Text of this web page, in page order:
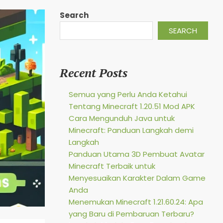
Search
SEARCH
Recent Posts
Semua yang Perlu Anda Ketahui
Tentang Minecraft 1.20.51 Mod APK
Cara Mengunduh Java untuk
Minecraft: Panduan Langkah demi
Langkah
Panduan Utama 3D Pembuat Avatar
Minecraft Terbaik untuk
Menyesuaikan Karakter Dalam Game
Anda
Menemukan Minecraft 1.21.60.24: Apa
yang Baru di Pembaruan Terbaru?